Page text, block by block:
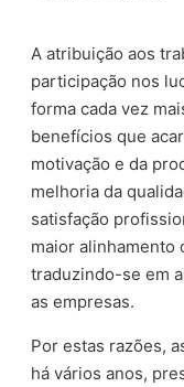
A atribuição aos
participação nos
forma cada vez
benefícios que
motivação e da
melhoria da
satisfação
maior alinhamento
traduzindo-se em
as empresas.
Por estas razões,
há vários anos,